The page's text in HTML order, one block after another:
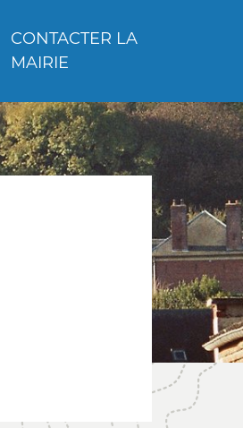
CONTACTER LA
MAIRIE